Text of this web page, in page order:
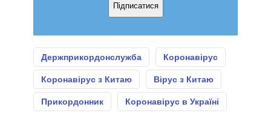
Підписатися
Держприкордонслужба Коронавірус
Коронавірус з Китаю Вірус з Китаю
Прикордонник Коронавірус в Україні